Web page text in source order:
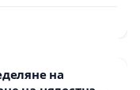
на